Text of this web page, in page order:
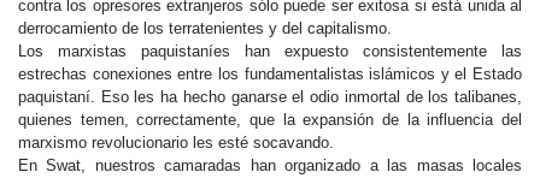
contra los opresores extranjeros sólo puede ser exitosa si está unida al
derrocamiento de los terratenientes y del capitalismo.
Los marxistas paquistaníes han expuesto consistentemente las
estrechas conexiones entre los fundamentalistas islámicos y el Estado
paquistaní. Eso les ha hecho ganarse el odio inmortal de los talibanes,
quienes temen, correctamente, que la expansión de la influencia del
marxismo revolucionario les esté socavando.
En Swat, nuestros camaradas han organizado a las masas locales